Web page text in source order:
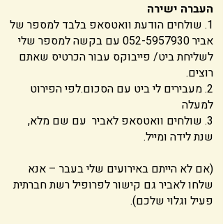
העברה ישירה
1. שולחים הודעת וואטסאפ בלבד למספר של
אביר052-5957930 עם בקשה למספר שלי
לשליחת ביט/ פייבוקס עבור הכרטיס שאתם
רוצים.
2. מעבירים לי ביט עם הסכום.לפי הפירוט
למעלה
3. שולחים וואטסאפ לאביר עם שם מלא,
שנת לידה ומייל.
(אם לא הייתם באירועים שלי בעבר – אנא
שלחו לאביר גם קישור לפרופיל רשת חברתית
פעיל וגלוי שלכם).